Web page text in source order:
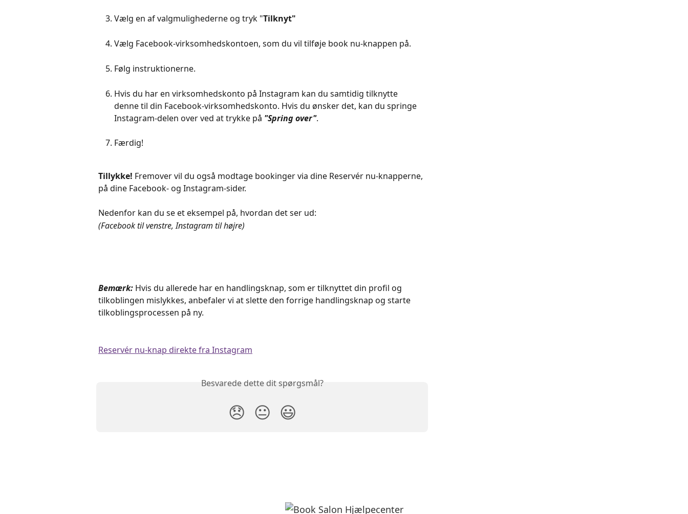
Vælg en af valgmulighederne og tryk "Tilknyt"
Vælg Facebook-virksomhedskontoen, som du vil tilføje book nu-knappen på.
Følg instruktionerne.
Hvis du har en virksomhedskonto på Instagram kan du samtidig tilknytte
denne til din Facebook-virksomhedskonto. Hvis du ønsker det, kan du springe
Instagram-delen over ved at trykke på "Spring over".
Færdig!
Tillykke! Fremover vil du også modtage bookinger via dine Reservér nu-knapperne,
på dine Facebook- og Instagram-sider.
Nedenfor kan du se et eksempel på, hvordan det ser ud:
(Facebook til venstre, Instagram til højre)
Bemærk: Hvis du allerede har en handlingsknap, som er tilknyttet din profil og
tilkoblingen mislykkes, anbefaler vi at slette den forrige handlingsknap og starte
tilkoblingsprocessen på ny.
Reservér nu-knap direkte fra Instagram
Besvarede dette dit spørgsmål?
😞 😐 😃